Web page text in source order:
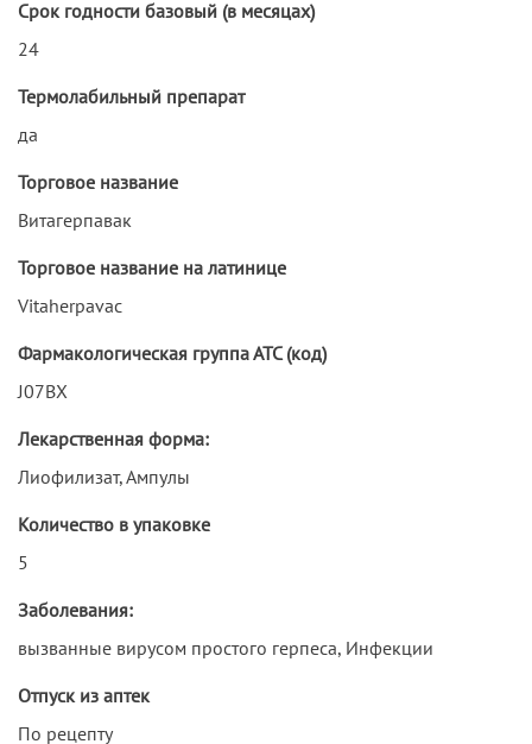
Срок годности базовый (в месяцах)
24
Термолабильный препарат
да
Торговое название
Витагерпавак
Торговое название на латинице
Vitaherpavac
Фармакологическая группа АТС (код)
J07BX
Лекарственная форма:
Лиофилизат, Ампулы
Количество в упаковке
5
Заболевания:
вызванные вирусом простого герпеса, Инфекции
Отпуск из аптек
По рецепту